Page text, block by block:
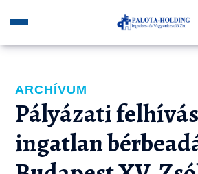
ARCHÍVUM
Pályázati
ingatlan